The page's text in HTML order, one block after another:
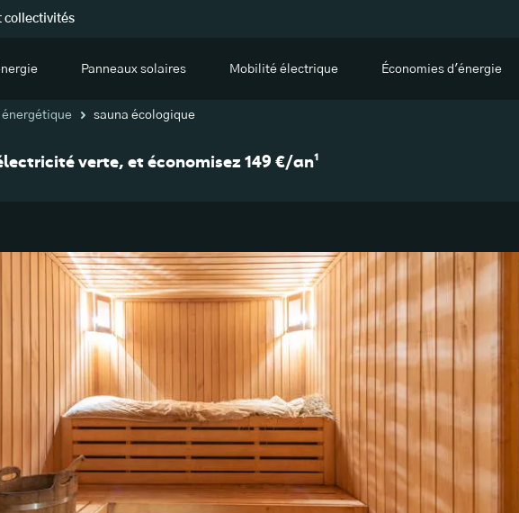
collectivités
Panneaux solaires Mobilité électrique Économies d'énergie
énergétique sauna écologique
verte, et économisez 149 €/an¹